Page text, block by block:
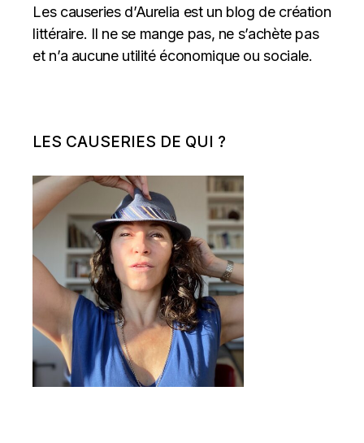
Les causeries d’Aurelia est un blog de création
littéraire. Il ne se mange pas, ne s’achète pas
et n’a aucune utilité économique ou sociale.
LES CAUSERIES DE QUI ?